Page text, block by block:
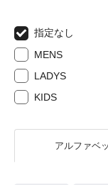
指定なし
MENS
LADYS
KIDS
アルファベ